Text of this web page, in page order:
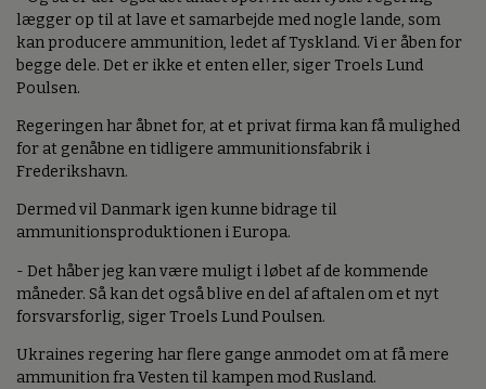
lægger op til at lave et samarbejde med nogle lande, som
kan producere ammunition, ledet af Tyskland. Vi er åben for
begge dele. Det er ikke et enten eller, siger Troels Lund
Poulsen.
Regeringen har åbnet for, at et privat firma kan få mulighed
for at genåbne en tidligere ammunitionsfabrik i
Frederikshavn.
Dermed vil Danmark igen kunne bidrage til
ammunitionsproduktionen i Europa.
- Det håber jeg kan være muligt i løbet af de kommende
måneder. Så kan det også blive en del af aftalen om et nyt
forsvarsforlig, siger Troels Lund Poulsen.
Ukraines regering har flere gange anmodet om at få mere
ammunition fra Vesten til kampen mod Rusland.